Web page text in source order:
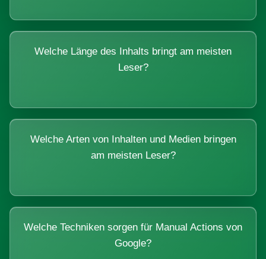
Welche Länge des Inhalts bringt am meisten
Leser?
Welche Arten von Inhalten und Medien bringen
am meisten Leser?
Welche Techniken sorgen für Manual Actions von
Google?